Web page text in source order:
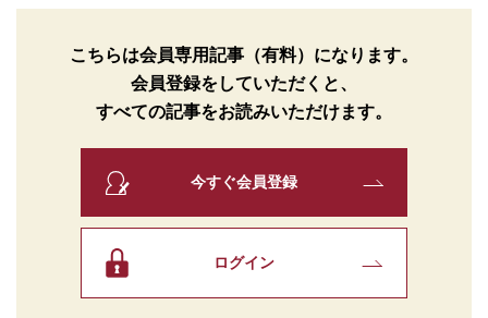
こちらは会員専用記事（有料）になります。
会員登録をしていただくと、
すべての記事をお読みいただけます。
今すぐ会員登録
ログイン